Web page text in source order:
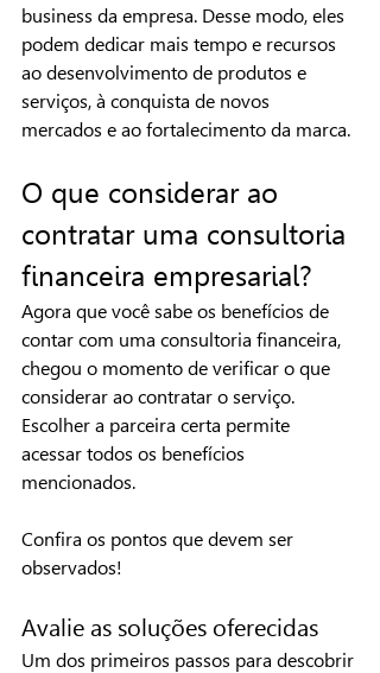
business da empresa. Desse modo, eles
podem dedicar mais tempo e recursos
ao desenvolvimento de produtos e
serviços, à conquista de novos
mercados e ao fortalecimento da marca.
O que considerar ao
contratar uma consultoria
financeira empresarial?
Agora que você sabe os benefícios de
contar com uma consultoria financeira,
chegou o momento de verificar o que
considerar ao contratar o serviço.
Escolher a parceira certa permite
acessar todos os benefícios
mencionados.
Confira os pontos que devem ser
observados!
Avalie as soluções oferecidas
Um dos primeiros passos para descobrir